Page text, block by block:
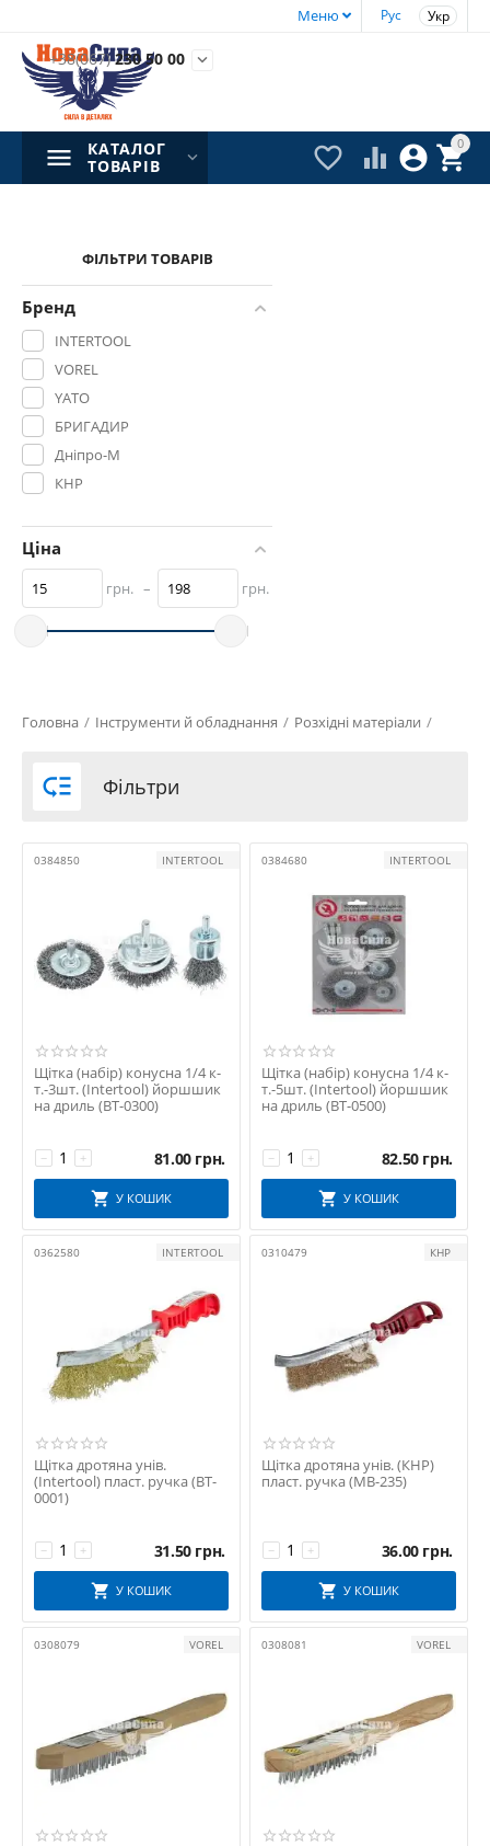
Рус Укр
Меню
+38(067)230 50 00 
0


 
КАТАЛОГ
ТОВАРІВ
ФІЛЬТРИ ТОВАРІВ
Бренд
INTERTOOL
VOREL
YATO
БРИГАДИР
Дніпро-М
КНР
Ціна
грн. – грн.
Головна / Інструменти й обладнання / Розхідні матеріали /
 Фільтри
0384850 INTERTOOL
Щітка (набір) конусна 1/4 к-
т.-3шт. (Intertool) йоршшик
на дриль (BT-0300)
+
− 81.00 грн.
У КОШИК
0384680 INTERTOOL
Щітка (набір) конусна 1/4 к-
т.-5шт. (Intertool) йоршшик
на дриль (BT-0500)
+
− 82.50 грн.
У КОШИК
0362580 INTERTOOL
Щітка дротяна унів.
(Intertool) пласт. ручка (BT-
0001)
+
− 31.50 грн.
У КОШИК
0310479 КНР
Щітка дротяна унів. (КНР)
пласт. ручка (MB-235)
+
− 36.00 грн.
У КОШИК
0308079 VOREL 0308081 VOREL